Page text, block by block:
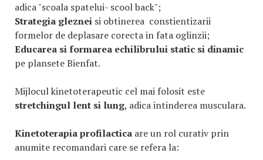
adica "scoala spatelui- scool back";
Strategia gleznei si obtinerea constientizarii
formelor de deplasare corecta in fata oglinzii;
Educarea si formarea echilibrului static si dinamic
pe plansete Bienfat.
Mijlocul kinetoterapeutic cel mai folosit este
stretchingul lent si lung, adica intinderea musculara.
Kinetoterapia profilactica are un rol curativ prin
anumite recomandari care se refera la: